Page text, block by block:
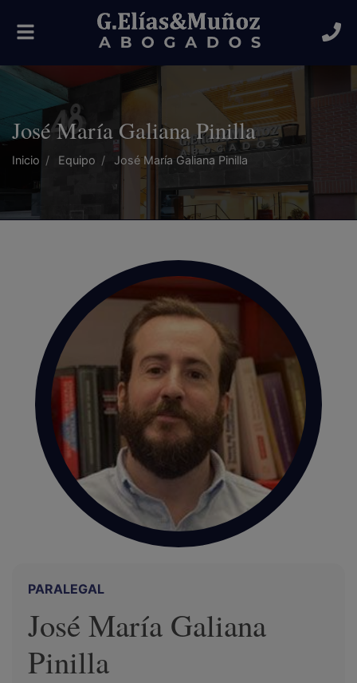
Alternar
navegación
José María Galiana Pinilla
Inicio Equipo José María Galiana Pinilla
PARALEGAL
José María Galiana
Pinilla